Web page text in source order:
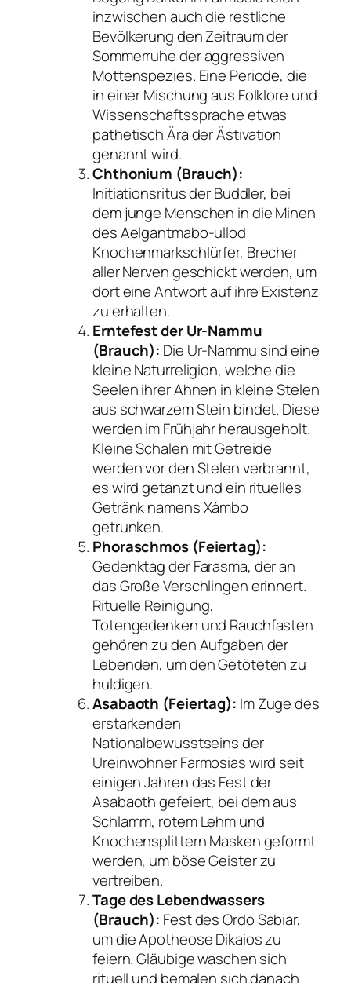
inzwischen auch die restliche
Bevölkerung den Zeitraum der
Sommerruhe der aggressiven
Mottenspezies. Eine Periode, die
in einer Mischung aus Folklore und
Wissenschaftssprache etwas
pathetischÄra der Ästivation
genannt wird.
Chthonium (Brauch):
Initiationsritus der Buddler, bei
dem junge Menschen in die Minen
des Aelgantmabo-ullod
Knochenmarkschlürfer, Brecher
aller Nerven geschickt werden, um
dort eine Antwort auf ihre Existenz
zu erhalten.
Erntefest der Ur-Nammu
(Brauch): Die Ur-Nammu sind eine
kleine Naturreligion, welche die
Seelen ihrer Ahnen in kleine Stelen
aus schwarzem Stein bindet. Diese
werden im Frühjahr herausgeholt.
Kleine Schalen mit Getreide
werden vor den Stelen verbrannt,
es wird getanzt und ein rituelles
Getränk namens Xámbo
getrunken.
Phoraschmos (Feiertag):
Gedenktag der Farasma, der an
das Große Verschlingen erinnert.
Rituelle Reinigung,
Totengedenken und Rauchfasten
gehören zu den Aufgaben der
Lebenden, um den Getöteten zu
huldigen.
Asabaoth (Feiertag): Im Zuge des
erstarkenden
Nationalbewusstseins der
Ureinwohner Farmosias wird seit
einigen Jahren das Fest der
Asabaoth gefeiert, bei dem aus
Schlamm, rotem Lehm und
Knochensplittern Masken geformt
werden, um böse Geister zu
vertreiben.
Tage des Lebendwassers
(Brauch): Fest des Ordo Sabiar,
um die Apotheose Dikaios zu
feiern. Gläubige waschen sich
rituell und bemalen sich danach